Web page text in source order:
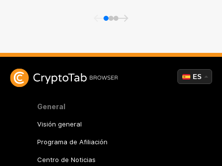
General
Visión general
Programa de Afiliación
Centro de Noticias
ES